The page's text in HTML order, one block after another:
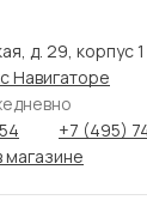
д. 29, корпус 1
Навигаторе
+7 (495)
магазине